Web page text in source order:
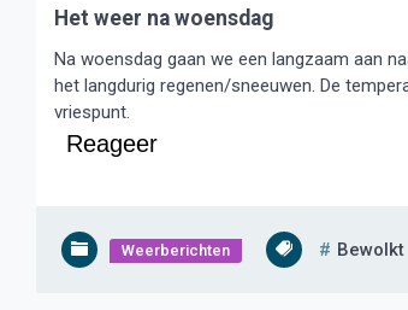
Het weer na woensdag
Na woensdag gaan we een langzaam aan
het langdurig regenen/sneeuwen. De
vriespunt.
Reageer
Weerberichten Bewolkt